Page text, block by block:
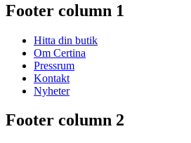
Footer column 1
Hitta din butik
Om Certina
Pressrum
Kontakt
Nyheter
Footer column 2